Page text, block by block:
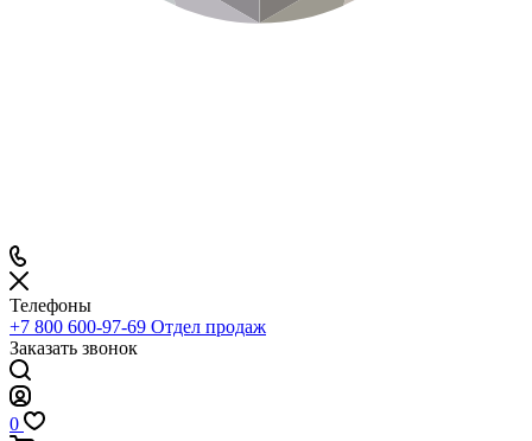
Телефоны
+7 800 600-97-69 Отдел продаж
Заказать звонок
0